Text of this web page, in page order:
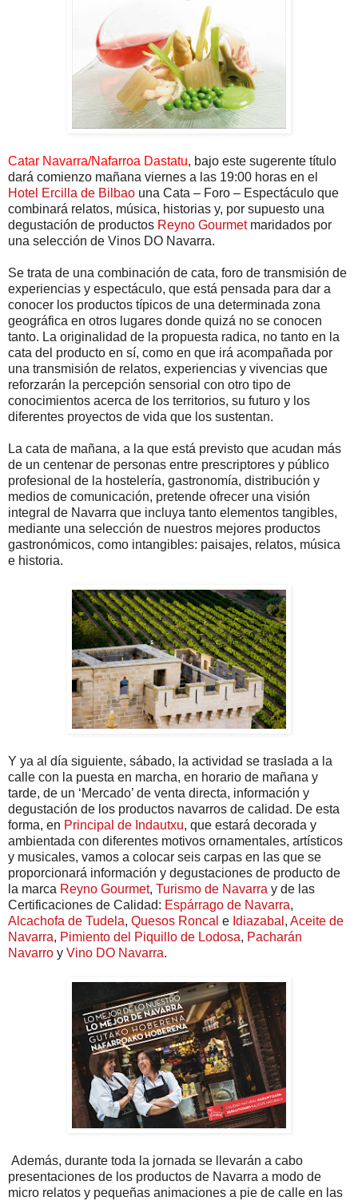
Catar Navarra/Nafarroa Dastatu, bajo este sugerente título
dará comienzo mañana viernes a las 19:00 horas en el
Hotel Ercilla de Bilbao una Cata – Foro – Espectáculo que
combinará relatos, música, historias y, por supuesto una
degustación de productos Reyno Gourmetmaridados por
una selección de Vinos DO Navarra.
Se trata de una combinación de cata, foro de transmisión de
experiencias y espectáculo, que está pensada para dar a
conocer los productos típicos de una determinada zona
geográfica en otros lugares donde quizá no se conocen
tanto. La originalidad de la propuesta radica, no tanto en la
cata del producto en sí, como en que irá acompañada por
una transmisión de relatos, experiencias y vivencias que
reforzarán la percepción sensorial con otro tipo de
conocimientos acerca de los territorios, su futuro y los
diferentes proyectos de vida que los sustentan.
La cata de mañana, a la que está previsto que acudan más
de un centenar de personas entre prescriptores y público
profesional de la hostelería, gastronomía, distribución y
medios de comunicación, pretende ofrecer una visión
integral de Navarra que incluya tanto elementos tangibles,
mediante una selección de nuestros mejores productos
gastronómicos, como intangibles: paisajes, relatos, música
e historia.
Y ya al día siguiente, sábado, la actividad se traslada a la
calle con la puesta en marcha, en horario de mañana y
tarde, de un ‘Mercado’ de venta directa, información y
degustación de los productos navarros de calidad. De esta
forma, en Principal de Indautxu, que estará decorada y
ambientada con diferentes motivos ornamentales, artísticos
y musicales, vamos a colocar seis carpas en las que se
proporcionará información y degustaciones de producto de
la marca Reyno Gourmet, Turismo de Navarra y de las
Certificaciones de Calidad: Espárrago de Navarra,
Alcachofa de Tudela, Quesos Roncal e Idiazabal , Aceite de
Navarra, Pimiento del Piquillo de Lodosa, Pacharán
Navarro y Vino DO Navarra.
Además, durante toda la jornada se llevarán a cabo
presentaciones de los productos de Navarra a modo de
micro relatos y pequeñas animaciones a pie de calle en las